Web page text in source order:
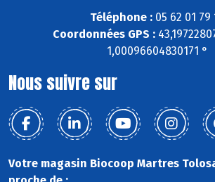
Téléphone : 05 62 01 79
Coordonnées GPS :
1,00096604830171 °
Nous suivre sur
Votre magasin Biocoop Martres